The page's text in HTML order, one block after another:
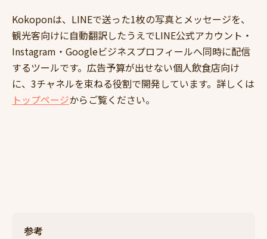
Kokoponは、LINEで送った1枚の写真とメッセージを、
観光客向けに自動翻訳したうえでLINE公式アカウント・
Instagram・Googleビジネスプロフィールへ同時に配信
するツールです。広告予算が出せない個人飲食店向け
に、3チャネルを束ねる役割で開発しています。詳しくは
トップページからご覧ください。
参考